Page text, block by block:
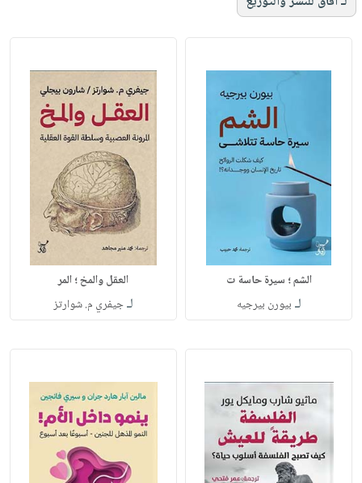
الشم ؛ سيرة حاسة ت
لـ بيورن بيرجيه
العقل والمخ ؛ المر
لـجيفري م. شوارتز